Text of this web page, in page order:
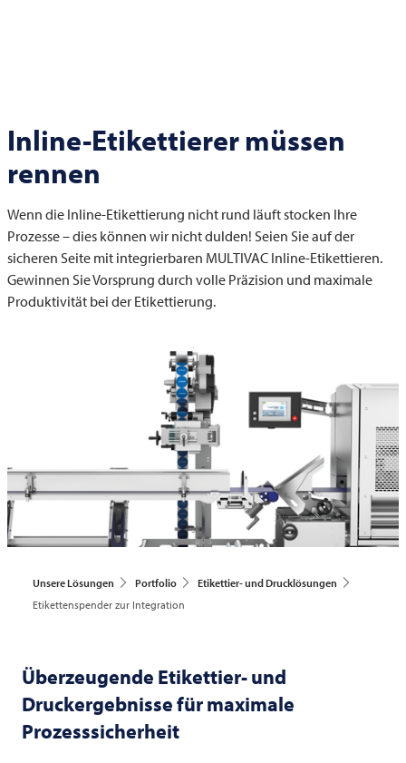
Inline-Etikettierer müssen
rennen
Wenn die Inline-Etikettierung nicht rund läuft stocken Ihre
Prozesse – dies können wir nicht dulden! Seien Sie auf der
sicheren Seite mit integrierbaren MULTIVAC Inline-Etikettieren.
Gewinnen Sie Vorsprung durch volle Präzision und maximale
Produktivität bei der Etikettierung.
Unsere Lösungen Portfolio
Etikettier- und Drucklösungen
Etikettenspender zur Integration
Überzeugende Etikettier- und
Druckergebnisse für maximale
Prozesssicherheit